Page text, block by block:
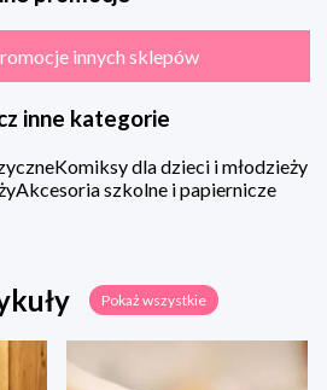
innych sklepów
inne kategorie
Komiksy dla dzieci i młodzieży
Akcesoria szkolne i papiernicze
Pokaż wszystkie